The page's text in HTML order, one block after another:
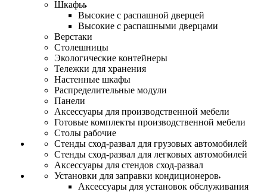
Шкафы
Высокие с распашной дверцей
Высокие с распашными дверцами
Верстаки
Столешницы
Экологические контейнеры
Тележки для хранения
Настенные шкафы
Распределительные модули
Панели
Аксессуары для производственной мебели
Готовые комплекты производственной мебели
Столы рабочие
Стенды сход-развал для грузовых автомобилей
Стенды сход-развал для легковых автомобилей
Аксессуары для стендов сход-развал
Установки для заправки кондиционеров
Аксессуары для установок обслуживания